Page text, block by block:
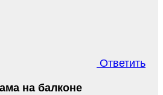
Ответить
на балконе